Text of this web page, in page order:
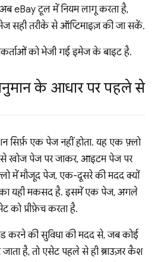
अब eBay टूल में नियम लागू करता है,
सही तरीके से ऑप्टिमाइज़ की जा सकें.
को भेजी गई इमेज के बाइट है.
के आधार पर पहले से
सिर्फ़ एक पेज नहीं होता. यह एक फ़्लो
से खोज पेज पर जाकर, आइटम पेज पर
में मौजूद पेज, एक-दूसरे की मदद क्यों
यही मकसद है. इसमें एक पेज, अगले
को प्रीफ़ेच करता है.
करने की सुविधा की मदद से, जब कोई
जाता है, तो एसेट पहले से ही ब्राउज़र कैश